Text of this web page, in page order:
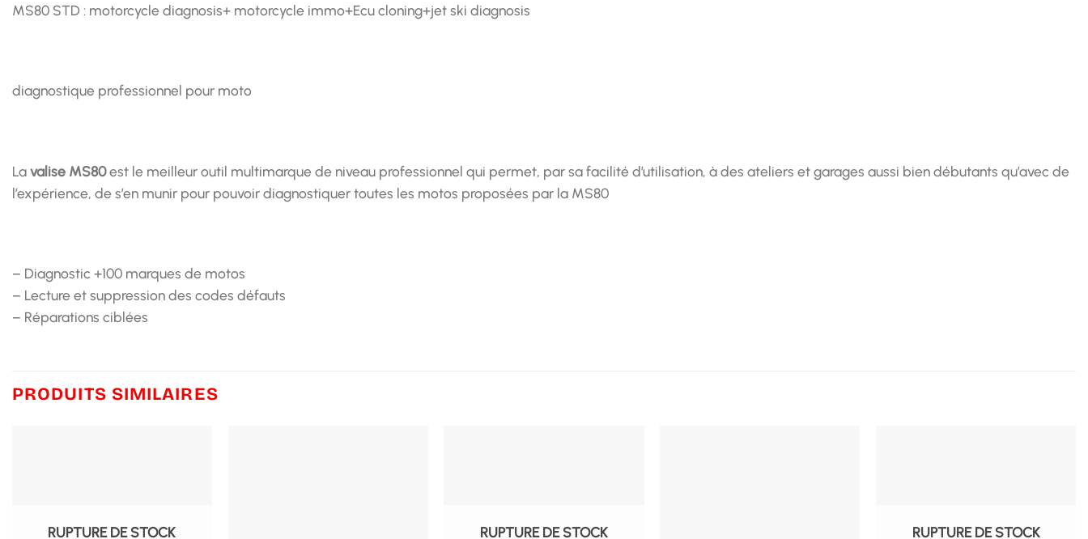
MS80 STD : motorcycle diagnosis+ motorcycle immo+Ecu cloning+jet ski diagnosis
diagnostique professionnel pour moto
Lavalise MS80est le meilleur outil multimarque de niveau professionnel qui permet, par sa facilité d’utilisation, à des ateliers et garages aussi bien débutants qu’avec de
l’expérience, de s’en munir pour pouvoir diagnostiquer toutes les motos proposées par la MS80
– Diagnostic +100 marques de motos
– Lecture et suppression des codes défauts
– Réparations ciblées
PRODUITS SIMILAIRES
RUPTURE DE STOCK RUPTURE DE STOCK RUPTURE DE STOCK